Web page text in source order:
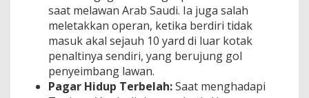
saat melawan Arab Saudi. Ia juga salah
meletakkan operan, ketika berdiri tidak
masuk akal sejauh 10 yard di luar kotak
penaltinya sendiri, yang berujung gol
penyeimbang lawan.
Pagar Hidup Terbelah:Saat menghadapi